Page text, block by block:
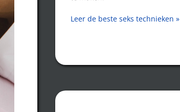
Leer de beste seks technieken »